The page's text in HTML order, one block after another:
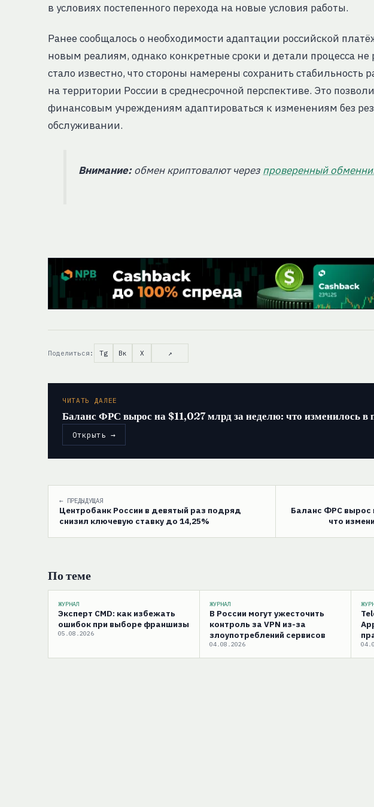
в условиях постепенного перехода на новые условия работы.
Ранее сообщалось о необходимости адаптации российской
новым реалиям, однако конкретные сроки и детали процесса не
стало известно, что стороны намерены сохранить стабильность
на территории России в среднесрочной перспективе. Это
финансовым учреждениям адаптироваться к изменениям без
обслуживании.
Внимание:обмен криптовалют через проверенный
Поделиться: Tg Вк X ↗
ЧИТАТЬ ДАЛЕЕ
Баланс ФРС вырос на $11,027 млрд за неделю: что изменилось в
Открыть →
← ПРЕДЫДУЩАЯ
Центробанк России в девятый раз подряд
снизил ключевую ставку до 14,25%
Баланс ФРС вырос
что
По теме
ЖУРНАЛ
Эксперт CMD: как избежать
ошибок при выборе франшизы
05.08.2026
ЖУРНАЛ
В России могут ужесточить
контроль за VPN из-за
злоупотреблений сервисов
04.08.2026